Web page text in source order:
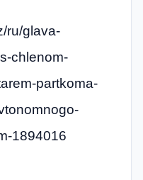
ru/glava-
chlenom-
partkoma-
1894016